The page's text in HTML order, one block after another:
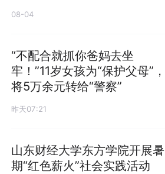
08-04
“不配合就抓你爸妈去坐
牢！”11岁女孩为“保护父母”，
将5万余元转给“警察”
昨天07:21
山东财经大学东方学院开展暑
期“红色薪火”社会实践活动